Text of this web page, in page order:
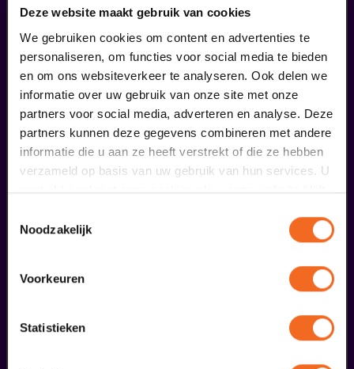
Deze website maakt gebruik van cookies
We gebruiken cookies om content en advertenties te
personaliseren, om functies voor social media te bieden
en om ons websiteverkeer te analyseren. Ook delen we
informatie over uw gebruik van onze site met onze
partners voor social media, adverteren en analyse. Deze
partners kunnen deze gegevens combineren met andere
informatie die u aan ze heeft verstrekt of die ze hebben
verzameld op basis van uw gebruik van hun services. U
gaat akkoord met onze cookies als u onze website blijft
Noodzakelijk
Voorkeuren
Statistieken
meer informatie